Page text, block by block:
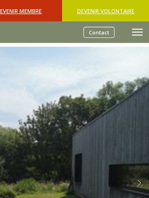
MEMBRE DEVENIR VOLONTAIRE
Contact